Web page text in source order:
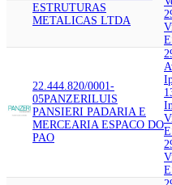
ESTRUTURAS
METALICAS LTDA
22.444.820/0001-
05PANZERILUIS
PANSIERI PADARIA E
MERCEARIA ESPACO DO
PAO